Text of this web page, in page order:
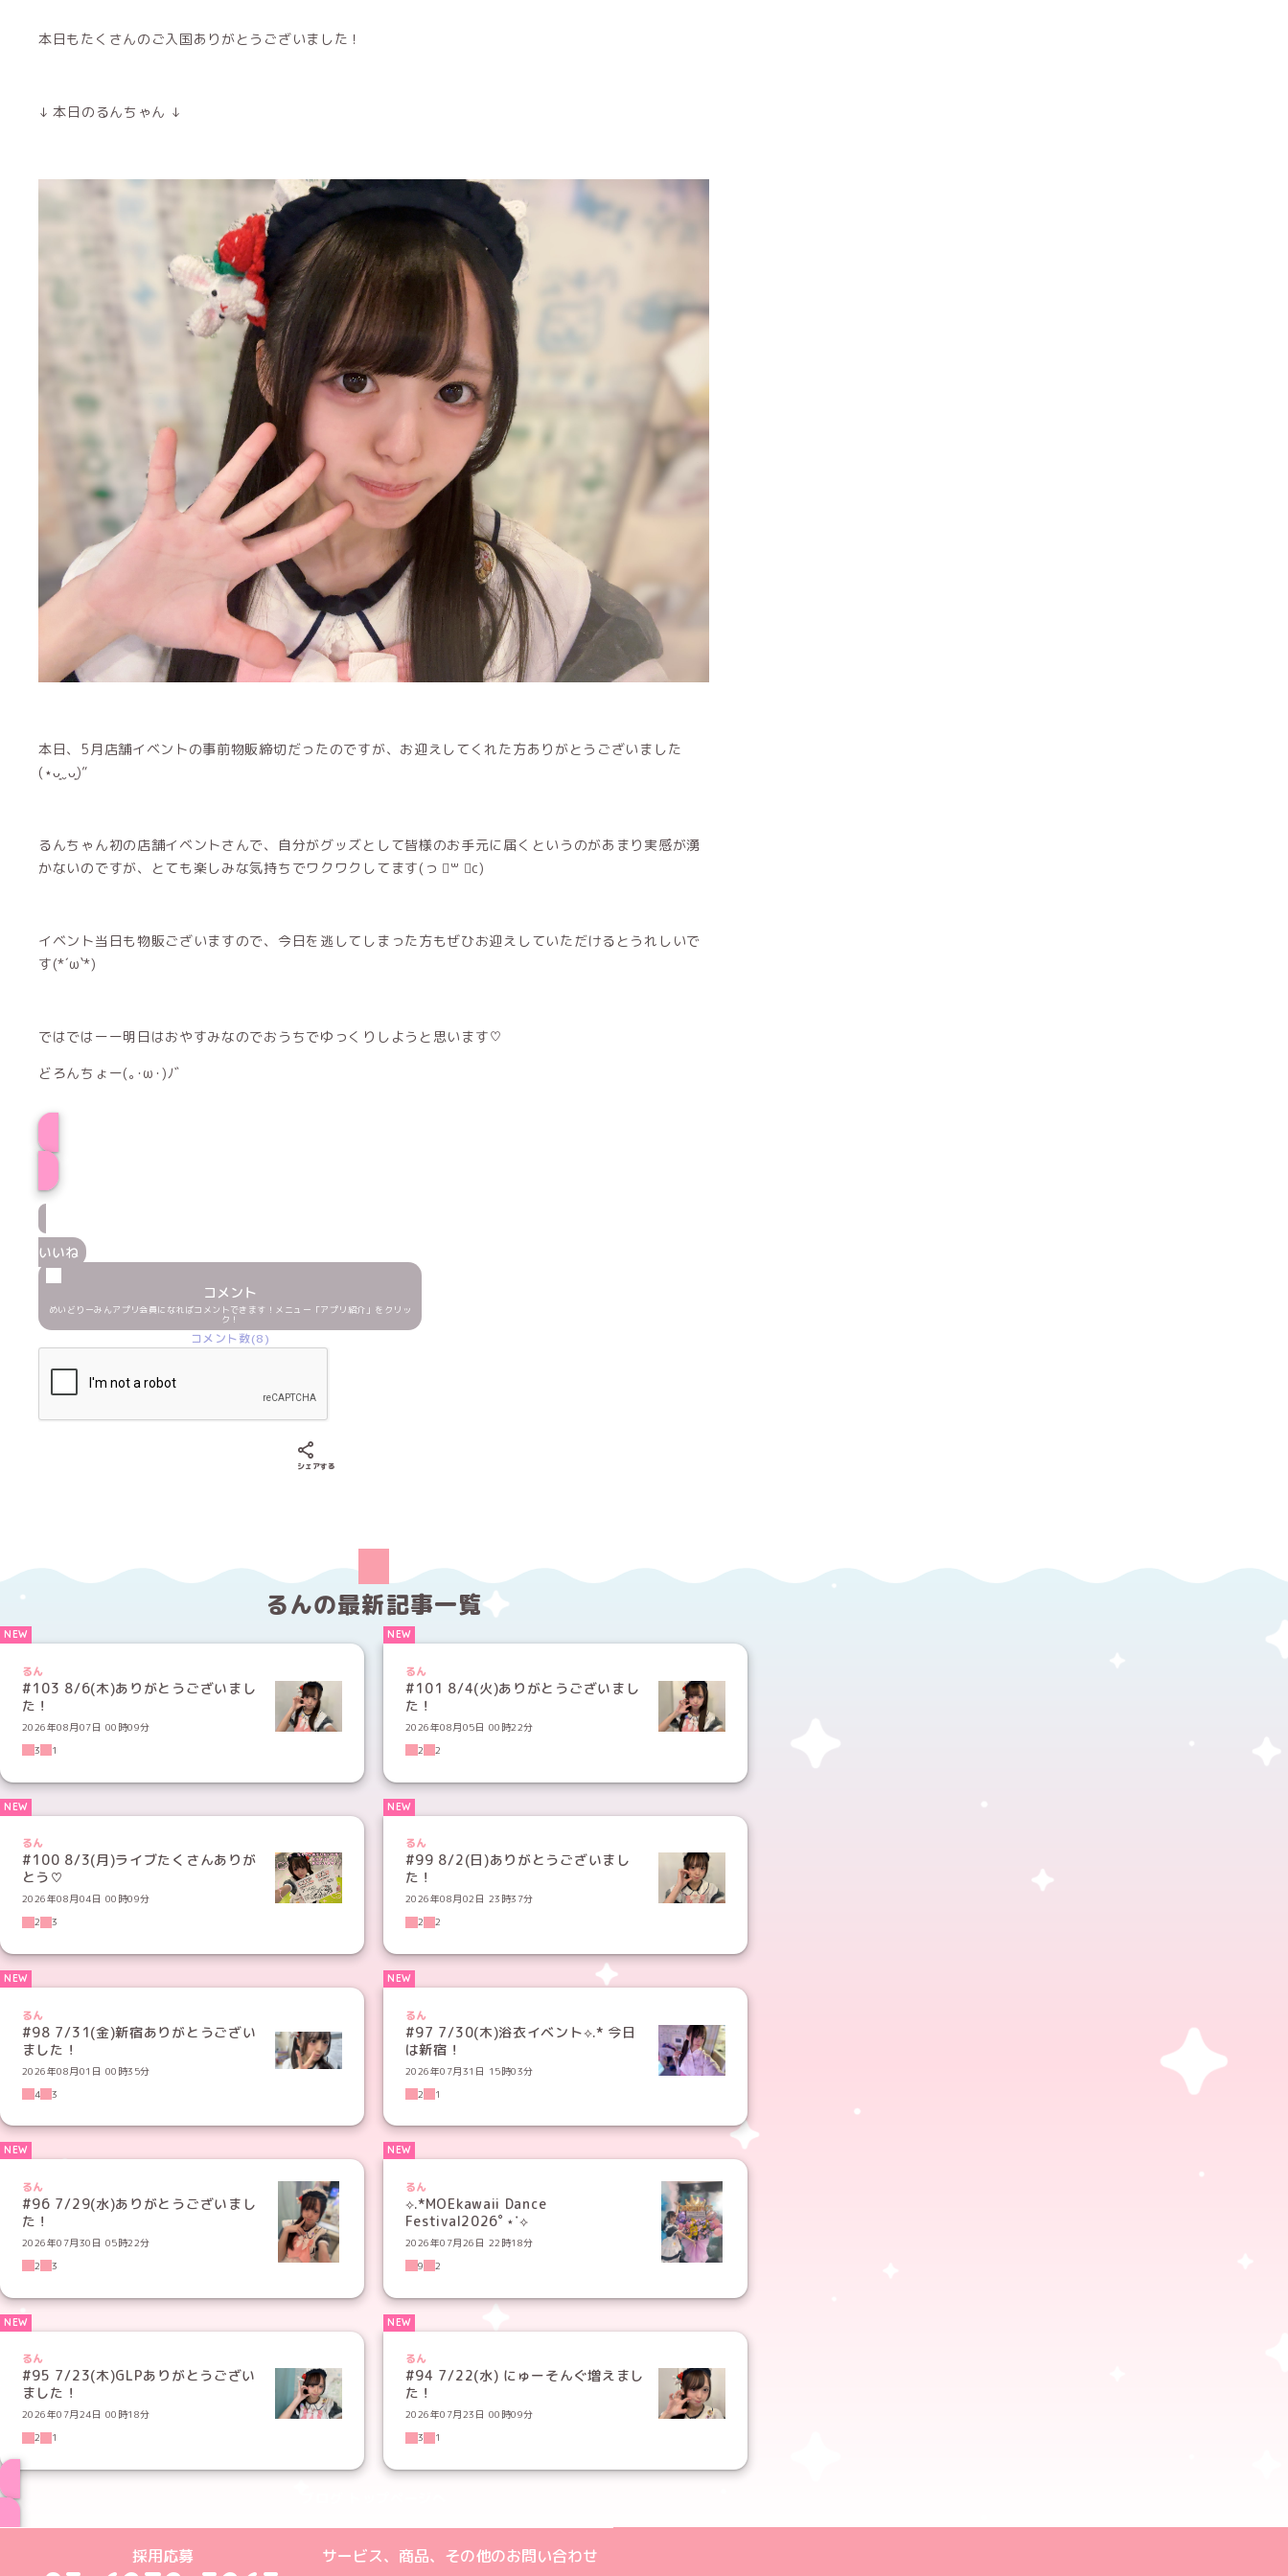
本日もたくさんのご入国ありがとうございました！
↓ 本日のるんちゃん ↓
本日、5月店舗イベントの事前物販締切だったのですが、お迎えしてくれた方ありがとうございました
(⋆ᴗ͈ˬᴗ͈)”
るんちゃん初の店舗イベントさんで、自分がグッズとして皆様のお手元に届くというのがあまり実感が湧
かないのですが、とても楽しみな気持ちでワクワクしてます(っ ॑꒳ ॑c)
イベント当日も物販ございますので、今日を逃してしまった方もぜひお迎えしていただけるとうれしいで
す(*´ω`*)
ではではーー明日はおやすみなのでおうちでゆっくりしようと思います♡
どろんちょー(｡･ω･)ﾉﾞ
いいね
コメント
めいどりーみんアプリ会員になればコメントできます！メニュー「アプリ紹介」をクリッ
ク！
コメント数(8)
シェアする
るんの最新記事一覧
るん
#103 8/6(木)ありがとうございまし
た！
2026年08月07日 00時09分
3
1
るん
#101 8/4(火)ありがとうございまし
た！
2026年08月05日 00時22分
2
2
るん
#100 8/3(月)ライブたくさんありが
とう♡
2026年08月04日 00時09分
2
3
るん
#99 8/2(日)ありがとうございまし
た！
2026年08月02日 23時37分
2
2
るん
#98 7/31(金)新宿ありがとうござい
ました！
2026年08月01日 00時35分
4
3
るん
#97 7/30(木)浴衣イベント⟡.* 今日
は新宿！
2026年07月31日 15時03分
2
1
るん
#96 7/29(水)ありがとうございまし
た！
2026年07月30日 05時22分
2
3
るん
⟡.*MOEkawaii Dance
Festival2026ﾟ⋆˙⟡
2026年07月26日 22時18分
9
2
るん
#95 7/23(木)GLPありがとうござい
ました！
2026年07月24日 00時18分
2
1
るん
#94 7/22(水) にゅーそんぐ増えまし
た！
2026年07月23日 00時09分
3
1
めいどりーみんTikTok公式アカウント
めいどりーみんX公式アカウント
めいどりーみんInstagram公式アカウント
めいどりーみんFacebook公式アカウント
めいどりーみんYouTube公式アカウント
採用応募 サービス、商品、その他のお問い合わせ